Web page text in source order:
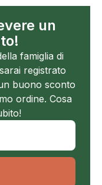
un
famiglia di
registrato
buono sconto
ordine. Cosa